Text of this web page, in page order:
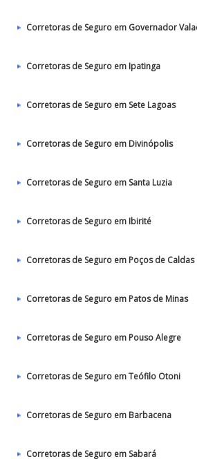
Corretoras de Seguro em Governador
Corretoras de Seguro em Ipatinga
Corretoras de Seguro em Sete Lagoas
Corretoras de Seguro em Divinópolis
Corretoras de Seguro em Santa Luzia
Corretoras de Seguro em Ibirité
Corretoras de Seguro em Poços de Caldas
Corretoras de Seguro em Patos de Minas
Corretoras de Seguro em Pouso Alegre
Corretoras de Seguro em Teófilo Otoni
Corretoras de Seguro em Barbacena
Corretoras de Seguro em Sabará